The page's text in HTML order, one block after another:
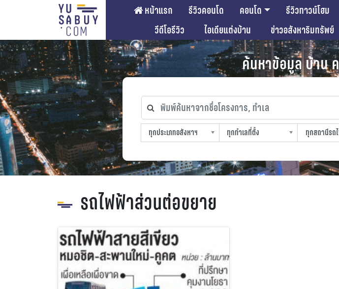
หน้าแรก รีวิวคอนโด คอนโด รีวิวทาวน์โฮม
วีดีโอรีวิว
ไอเดียแต่งบ้าน ข่าวอสังหาริมทรัพย์
ค้นหาข้อมูล บ้าน
พิมพ์ค้นหาจากชื่อโครงการ, ทำเล
ทุกประเภทอสังหาฯ
ทุกประเภทอสังหาฯ
ทุกทำเลที่ตั้ง
ทุกทำเลที่ตั้ง
ทุกสถานีรถไฟฟ้า
ทุกสถานีรถ
ทุกช่วงราคา
รถไฟฟ้าส่วนต่อขยาย